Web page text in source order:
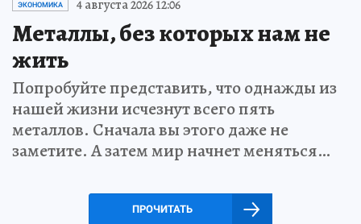
ЭКОНОМИКА 4 августа 2026 12:06
Металлы, без которых нам не
жить
Попробуйте представить, что однажды из
нашей жизни исчезнут всего пять
металлов. Сначала вы этого даже не
заметите. А затем мир начнет меняться…
ПРОЧИТАТЬ